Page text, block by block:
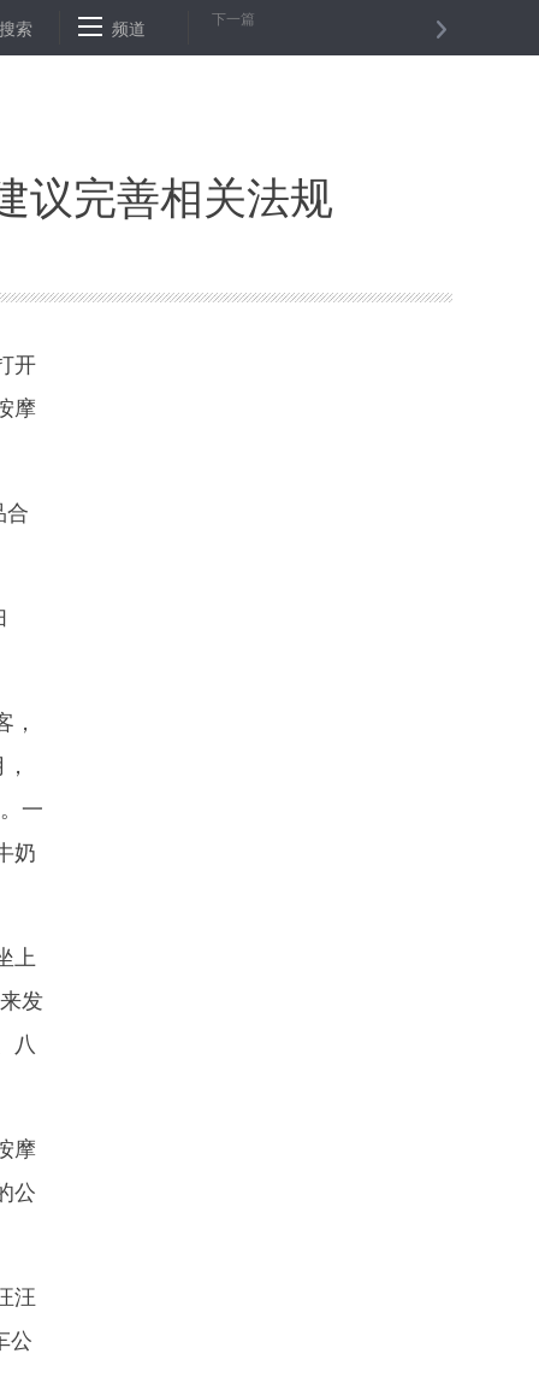
向外籍投资人和专业人才发放10年长居签证 国际观察：美欧分裂
搜索 频道 下一篇
议完善相关法规
开
摩
一
奶
上
发
八
摩
公
汪
公